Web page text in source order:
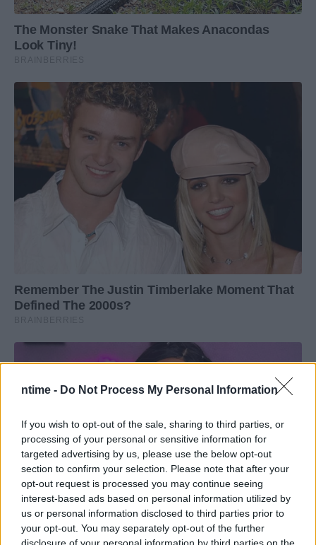
ntime - Do Not Process My Personal Information
If you wish to opt-out of the sale, sharing to third parties, or
processing of your personal or sensitive information for
targeted advertising by us, please use the below opt-out
section to confirm your selection. Please note that after your
opt-out request is processed you may continue seeing
interest-based ads based on personal information utilized by
us or personal information disclosed to third parties prior to
your opt-out. You may separately opt-out of the further
disclosure of your personal information by third parties on the